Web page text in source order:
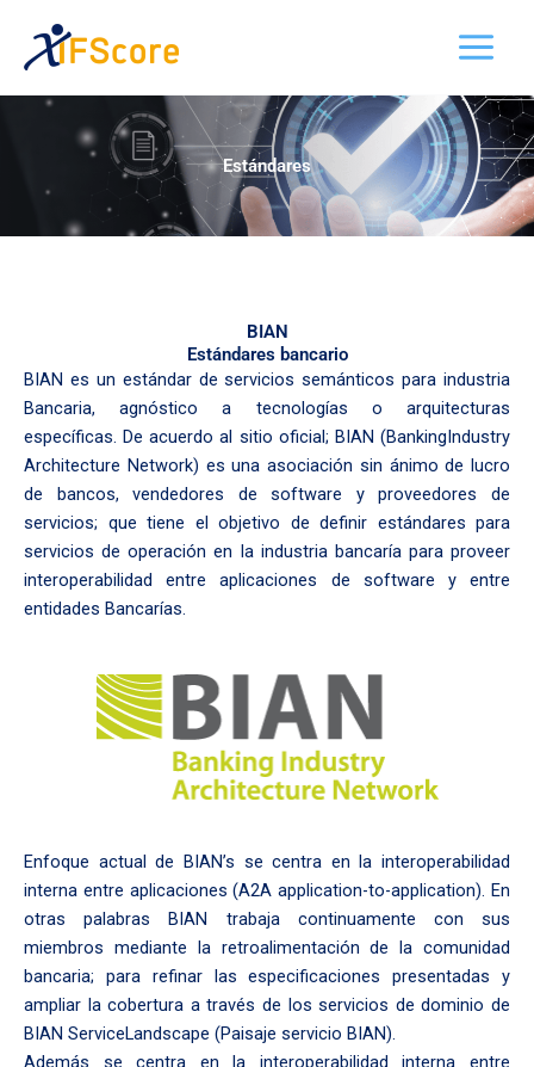
contenido
Estándares
BIAN
Estándares bancario
BIAN es un estándar de servicios semánticos para industria
Bancaria, agnóstico a tecnologías o arquitecturas
específicas. De acuerdo al sitio oficial; BIAN (BankingIndustry
Architecture Network) es una asociación sin ánimo de lucro
de bancos, vendedores de software y proveedores de
servicios; que tiene el objetivo de definir estándares para
servicios de operación en la industria bancaría para proveer
interoperabilidad entre aplicaciones de software y entre
entidades Bancarías.
Enfoque actual de BIAN’s se centra en la interoperabilidad
interna entre aplicaciones (A2A application-to-application). En
otras palabras BIAN trabaja continuamente con sus
miembros mediante la retroalimentación de la comunidad
bancaria; para refinar las especificaciones presentadas y
ampliar la cobertura a través de los servicios de dominio de
BIAN ServiceLandscape (Paisaje servicio BIAN).
Además se centra en la interoperabilidad interna entre